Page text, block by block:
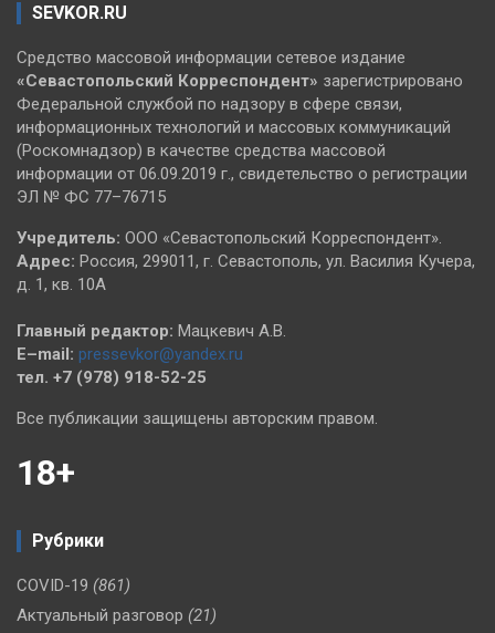
SEVKOR.RU
Средство массовой информации сетевое издание
«Севастопольский Корреспондент» зарегистрировано
Федеральной службой по надзору в сфере связи,
информационных технологий и массовых коммуникаций
(Роскомнадзор) в качестве средства массовой
информации от 06.09.2019 г., свидетельство о регистрации
ЭЛ № ФС 77–76715
Учредитель: ООО «Севастопольский Корреспондент».
Адрес: Россия, 299011, г. Севастополь, ул. Василия Кучера,
д. 1, кв. 10А
Главный редактор: Мацкевич А.В.
E–mail: pressevkor@yandex.ru
тел. +7 (978) 918-52-25
Все публикации защищены авторским правом.
18+
Рубрики
COVID-19 (861)
Актуальный разговор (21)